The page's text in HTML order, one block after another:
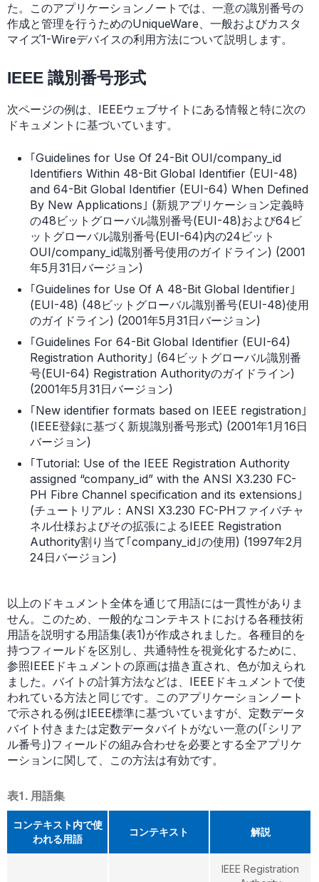
た。このアプリケーションノートでは、一意の識別番号の
作成と管理を行うためのUniqueWare、一般およびカスタ
マイズ1-Wireデバイスの利用方法について説明します。
IEEE 識別番号形式
次ページの例は、IEEEウェブサイトにある情報と特に次の
ドキュメントに基づいています。
｢Guidelines for Use Of 24-Bit OUI/company_id
Identifiers Within 48-Bit Global Identifier (EUI-48)
and 64-Bit Global Identifier (EUI-64) When Defined
By New Applications｣ (新規アプリケーション定義時
の48ビットグローバル識別番号(EUI-48)および64ビ
ットグローバル識別番号(EUI-64)内の24ビット
OUI/company_id識別番号使用のガイドライン) (2001
年5月31日バージョン)
｢Guidelines for Use Of A 48-Bit Global Identifier｣
(EUI-48) (48ビットグローバル識別番号(EUI-48)使用
のガイドライン) (2001年5月31日バージョン)
｢Guidelines For 64-Bit Global Identifier (EUI-64)
Registration Authority｣ (64ビットグローバル識別番
号(EUI-64) Registration Authorityのガイドライン)
(2001年5月31日バージョン)
｢New identifier formats based on IEEE registration｣
(IEEE登録に基づく新規識別番号形式) (2001年1月16日
バージョン)
｢Tutorial: Use of the IEEE Registration Authority
assigned “company_id” with the ANSI X3.230 FC-
PH Fibre Channel specification and its extensions｣
(チュートリアル：ANSI X3.230 FC-PHファイバチャ
ネル仕様およびその拡張によるIEEE Registration
Authority割り当て｢company_id｣の使用) (1997年2月
24日バージョン)
以上のドキュメント全体を通じて用語には一貫性がありま
せん。このため、一般的なコンテキストにおける各種技術
用語を説明する用語集(表1)が作成されました。各種目的を
持つフィールドを区別し、共通特性を視覚化するために、
参照IEEEドキュメントの原画は描き直され、色が加えられ
ました。バイトの計算方法などは、IEEEドキュメントで使
われている方法と同じです。このアプリケーションノート
で示される例はIEEE標準に基づいていますが、定数データ
バイト付きまたは定数データバイトがない一意の(｢シリア
ル番号｣)フィールドの組み合わせを必要とする全アプリケ
ーションに関して、この方法は有効です。
表1. 用語集
コンテキスト内で使
われる用語
コンテキスト 解説
IEEE Registration